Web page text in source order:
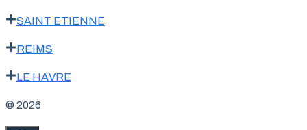
SAINT ETIENNE
REIMS
LE HAVRE
© 2026